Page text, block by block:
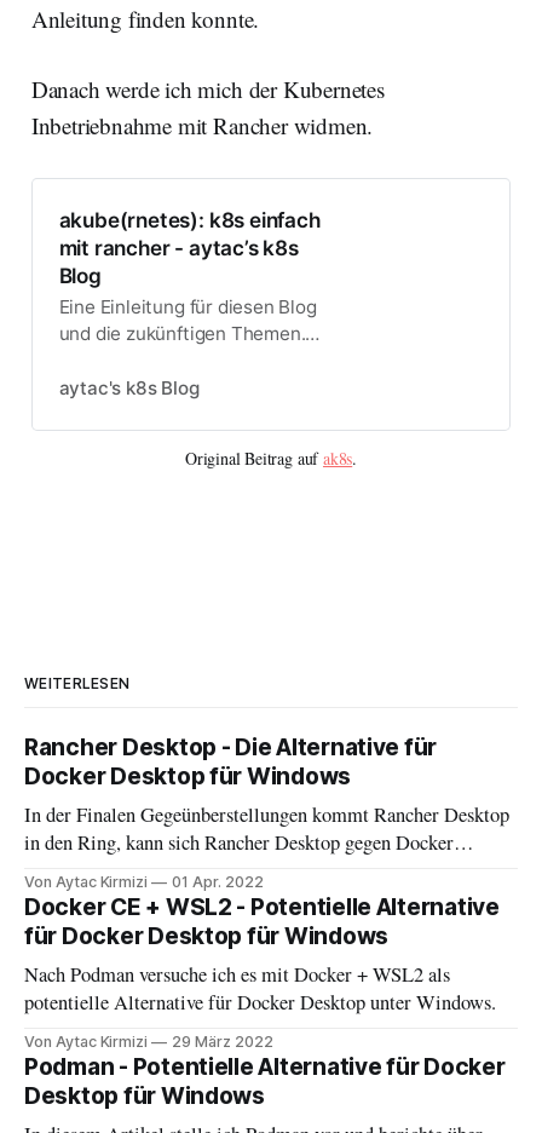
Anleitung finden konnte.
Danach werde ich mich der Kubernetes
Inbetriebnahme mit Rancher widmen.
akube(rnetes): k8s einfach
mit rancher - aytac’s k8s
Blog
Eine Einleitung für diesen Blog
und die zukünftigen Themen.
rancher.
aytac's k8s Blog
Original Beitrag aufak8s.
WEITERLESEN
Rancher Desktop - Die Alternative für
Docker Desktop für Windows
In der Finalen Gegeünberstellungen kommt Rancher Desktop
in den Ring, kann sich Rancher Desktop gegen Docker
Desktop behaupten?
Von Aytac Kirmizi 01 Apr. 2022
Docker CE + WSL2 - Potentielle Alternative
für Docker Desktop für Windows
Nach Podman versuche ich es mit Docker + WSL2 als
potentielle Alternative für Docker Desktop unter Windows.
Von Aytac Kirmizi 29 März 2022
Podman - Potentielle Alternative für Docker
Desktop für Windows